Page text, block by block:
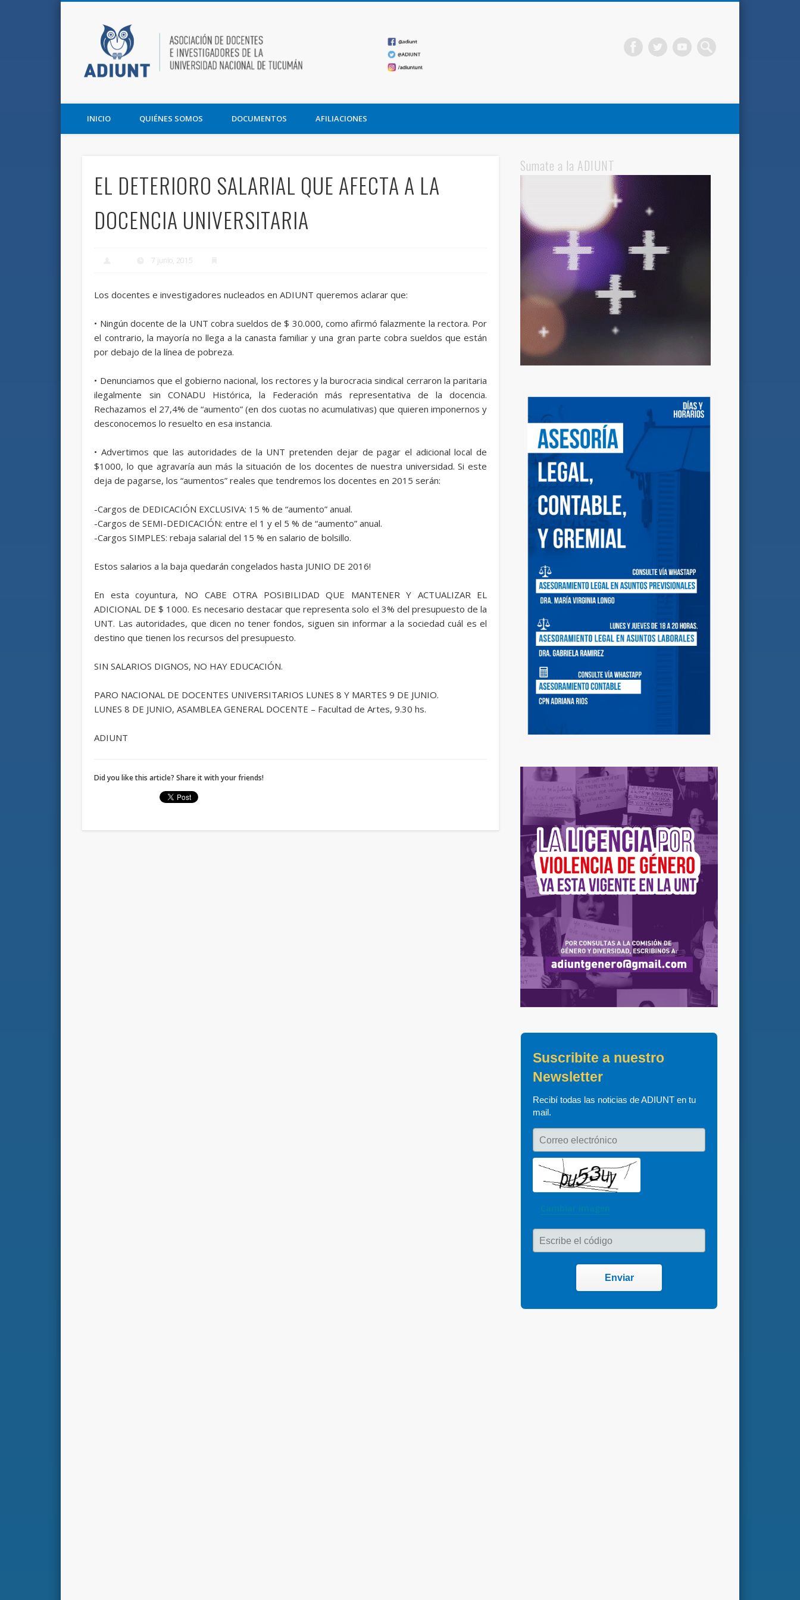
Asociación de Docentes e Investigadores de la UNT y la Fundación Miguel Lillo
INICIO QUIÉNES SOMOS DOCUMENTOS AFILIACIONES
EL DETERIORO SALARIAL QUE AFECTA A LA
DOCENCIA UNIVERSITARIA
7 junio, 2015
Los docentes e investigadores nucleados en ADIUNT queremos aclarar que:
• Ningún docente de la UNT cobra sueldos de $ 30.000, como afirmó falazmente la rectora. Por
el contrario, la mayoría no llega a la canasta familiar y una gran parte cobra sueldos que están
por debajo de la línea de pobreza.
• Denunciamos que el gobierno nacional, los rectores y la burocracia sindical cerraron la paritaria
ilegalmente sin CONADU Histórica, la Federación más representativa de la docencia.
Rechazamos el 27,4% de “aumento” (en dos cuotas no acumulativas) que quieren imponernos y
desconocemos lo resuelto en esa instancia.
• Advertimos que las autoridades de la UNT pretenden dejar de pagar el adicional local de
$1000, lo que agravaría aun más la situación de los docentes de nuestra universidad. Si este
deja de pagarse, los “aumentos” reales que tendremos los docentes en 2015 serán:
-Cargos de DEDICACIÓN EXCLUSIVA: 15 % de “aumento” anual.
-Cargos de SEMI-DEDICACIÓN: entre el 1 y el 5 % de “aumento” anual.
-Cargos SIMPLES: rebaja salarial del 15 % en salario de bolsillo.
Estos salarios a la baja quedarán congelados hasta JUNIO DE 2016!
En esta coyuntura, NO CABE OTRA POSIBILIDAD QUE MANTENER Y ACTUALIZAR EL
ADICIONAL DE $ 1000. Es necesario destacar que representa solo el 3% del presupuesto de la
UNT. Las autoridades, que dicen no tener fondos, siguen sin informar a la sociedad cuál es el
destino que tienen los recursos del presupuesto.
SIN SALARIOS DIGNOS, NO HAY EDUCACIÓN.
PARO NACIONAL DE DOCENTES UNIVERSITARIOS LUNES 8 Y MARTES 9 DE JUNIO.
LUNES 8 DE JUNIO, ASAMBLEA GENERAL DOCENTE – Facultad de Artes, 9.30 hs.
ADIUNT
Did you like this article? Share it with your friends!
Sumate a la ADIUNT
Suscribite a nuestro
Newsletter
Recibí todas las noticias de ADIUNT en tu
mail.
Correo electrónico
Cambiar imagen
Escribe el código